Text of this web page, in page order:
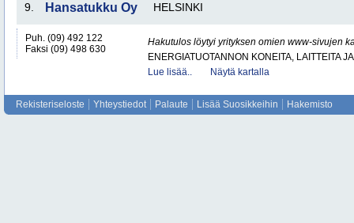
9. Hansatukku Oy HELSINKI
Puh. (09) 492 122
Faksi (09) 498 630
Hakutulos löytyi yrityksen omien www-sivujen
ENERGIATUOTANNON KONEITA, LAITTEITA
Lue lisää..
Näytä kartalla
Rekisteriseloste Yhteystiedot Palaute Lisää Suosikkeihin Hakemisto